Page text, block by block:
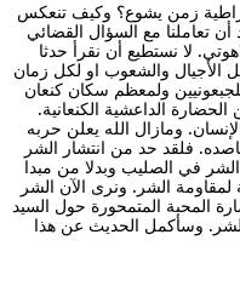
زمن يشوع؟ وكيف تنعكس
تعاملنا مع السؤال القضائي
لا نستطيع أن نقرأ حدثا
الأجيال والشعوب او لكل زمان
ولمعظم سكان كنعان
الداعشية الكنعانية.
ومازال الله يعلن حربه
فلقد حد من انتشار الشر
في الصليب وبدلا من مبدا
الشر. ونرى الآن الشر
المحبة المتمحورة حول السيد
وسأكمل الحديث عن هذا